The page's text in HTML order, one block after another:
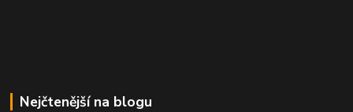
Nejčtenější na blogu